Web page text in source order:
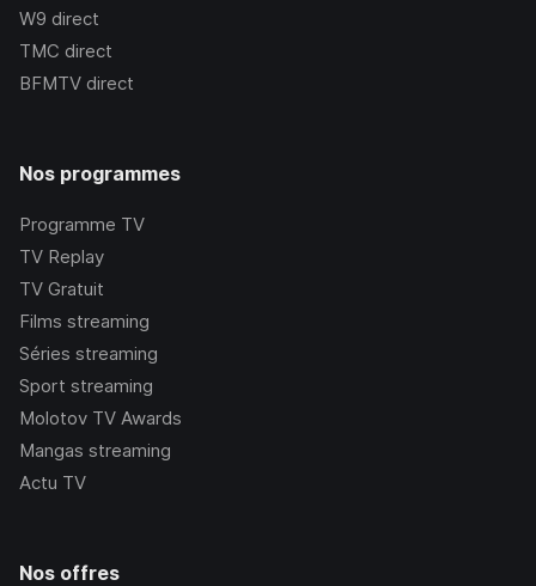
W9 direct
TMC direct
BFMTV direct
Nos programmes
Programme TV
TV Replay
TV Gratuit
Films streaming
Séries streaming
Sport streaming
Molotov TV Awards
Mangas streaming
Actu TV
Nos offres